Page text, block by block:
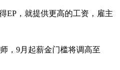
EP，就提供更高的工资，雇主
，9月起薪金门槛将调高至